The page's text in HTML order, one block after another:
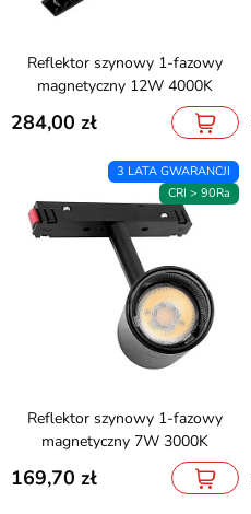
Reflektor szynowy 1-fazowy
magnetyczny 12W 4000K
284,00
3 LATA GWARANCJI
CRI > 90Ra
Reflektor szynowy 1-fazowy
magnetyczny 7W 3000K
169,70